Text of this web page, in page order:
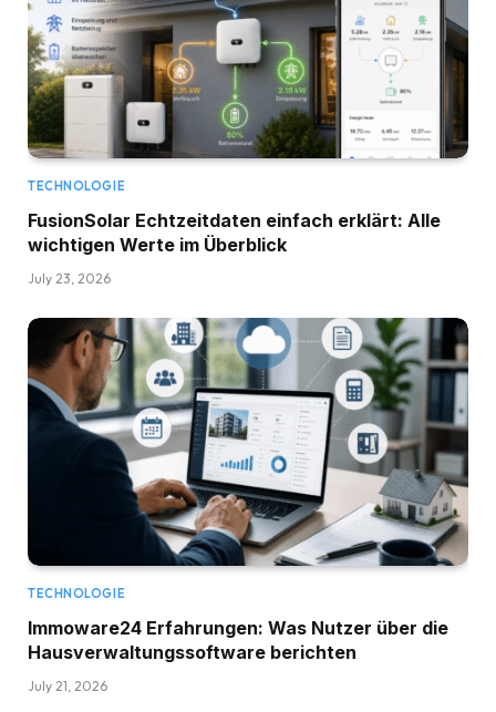
TECHNOLOGIE
FusionSolar Echtzeitdaten einfach erklärt: Alle
wichtigen Werte im Überblick
July 23, 2026
TECHNOLOGIE
Immoware24 Erfahrungen: Was Nutzer über die
Hausverwaltungssoftware berichten
July 21, 2026